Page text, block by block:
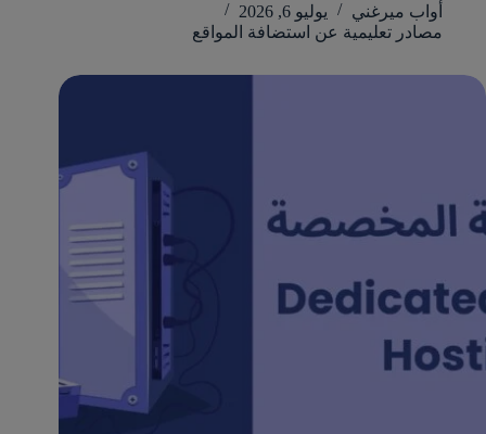
أواب ميرغني
يوليو 6, 2026
مصادر تعليمية عن استضافة المواقع